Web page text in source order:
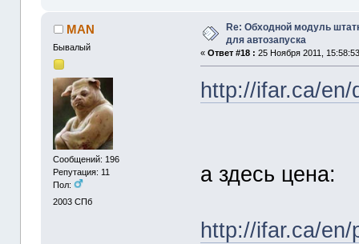
MAN
Бывалый
Сообщений: 196
Репутация: 11
Пол:
2003 СПб
Re: Обходной модуль
для автозапуска
«Ответ #18 : 25 Ноября 2011,
http://ifar.ca/
а здесь цена:
http://ifar.ca/